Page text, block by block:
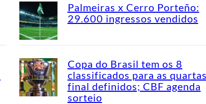
Palmeiras x Cerro Porteño:
29.600 ingressos vendidos
Copa do Brasil tem os 8
classificados para as
final definidos; CBF agenda
sorteio